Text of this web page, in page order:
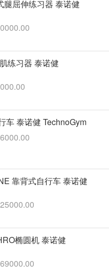
屈伸练习器 泰诺健
练习器 泰诺健
车 泰诺健 TechnoGym
靠背式自行车 泰诺健
椭圆机 泰诺健